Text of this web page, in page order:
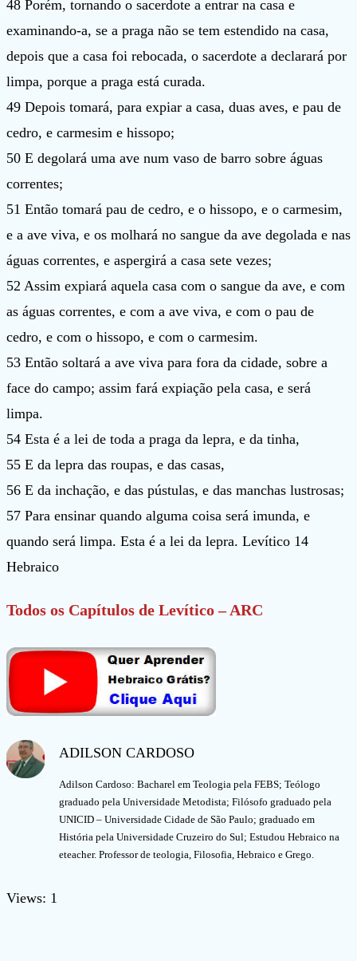
48 Porém, tornando o sacerdote a entrar na casa e
examinando-a, se a praga não se tem estendido na casa,
depois que a casa foi rebocada, o sacerdote a declarará por
limpa, porque a praga está curada.
49 Depois tomará, para expiar a casa, duas aves, e pau de
cedro, e carmesim e hissopo;
50 E degolará uma ave num vaso de barro sobre águas
correntes;
51 Então tomará pau de cedro, e o hissopo, e o carmesim,
e a ave viva, e os molhará no sangue da ave degolada e nas
águas correntes, e aspergirá a casa sete vezes;
52 Assim expiará aquela casa com o sangue da ave, e com
as águas correntes, e com a ave viva, e com o pau de
cedro, e com o hissopo, e com o carmesim.
53 Então soltará a ave viva para fora da cidade, sobre a
face do campo; assim fará expiação pela casa, e será
limpa.
54 Esta é a lei de toda a praga da lepra, e da tinha,
55 E da lepra das roupas, e das casas,
56 E da inchação, e das pústulas, e das manchas lustrosas;
57 Para ensinar quando alguma coisa será imunda, e
quando será limpa. Esta é a lei da lepra. Levítico 14
Hebraico
Todos os Capítulos de Levítico – ARC
ADILSON CARDOSO
Adilson Cardoso: Bacharel em Teologia pela FEBS; Teólogo
graduado pela Universidade Metodista; Filósofo graduado pela
UNICID – Universidade Cidade de São Paulo; graduado em
História pela Universidade Cruzeiro do Sul; Estudou Hebraico na
eteacher. Professor de teologia, Filosofia, Hebraico e Grego.
Views: 1